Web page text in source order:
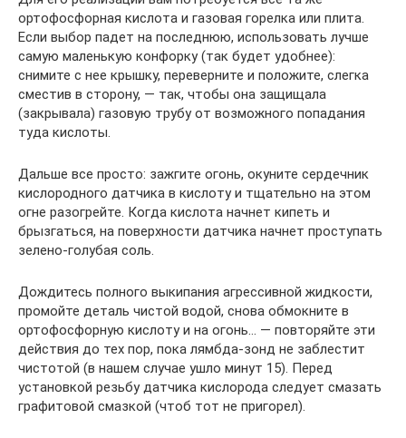
ортофосфорная кислота и газовая горелка или плита.
Если выбор падет на последнюю, использовать лучше
самую маленькую конфорку (так будет удобнее):
снимите с нее крышку, переверните и положите, слегка
сместив в сторону, — так, чтобы она защищала
(закрывала) газовую трубу от возможного попадания
туда кислоты.
Дальше все просто: зажгите огонь, окуните сердечник
кислородного датчика в кислоту и тщательно на этом
огне разогрейте. Когда кислота начнет кипеть и
брызгаться, на поверхности датчика начнет проступать
зелено-голубая соль.
Дождитесь полного выкипания агрессивной жидкости,
промойте деталь чистой водой, снова обмокните в
ортофосфорную кислоту и на огонь… — повторяйте эти
действия до тех пор, пока лямбда-зонд не заблестит
чистотой (в нашем случае ушло минут 15). Перед
установкой резьбу датчика кислорода следует смазать
графитовой смазкой (чтоб тот не пригорел).